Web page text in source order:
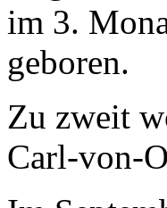
im 3.
geboren.
Zu zweit
Carl-von-